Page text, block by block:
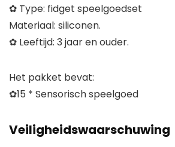
✿ Type: fidget speelgoedset
Materiaal: siliconen.
✿ Leeftijd: 3 jaar en ouder.
Het pakket bevat:
✿15 * Sensorisch speelgoed
Veiligheidswaarschuwing